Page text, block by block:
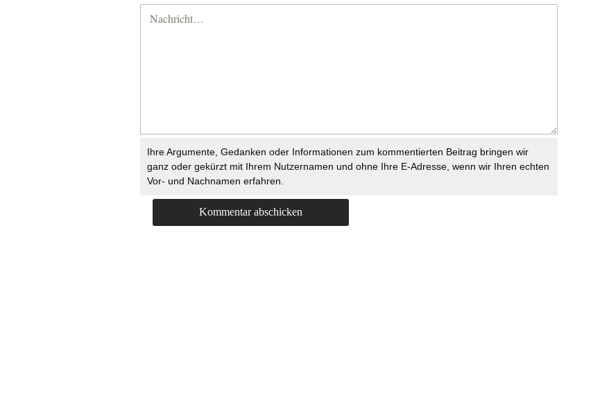
Ihre Argumente, Gedanken oder Informationen zum kommentierten Beitrag bringen wir
ganz oder gekürzt mit Ihrem Nutzernamen und ohne Ihre E-Adresse, wenn wir Ihren echten
Vor- und Nachnamen erfahren.